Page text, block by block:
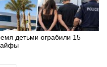
детьми ограбили 15